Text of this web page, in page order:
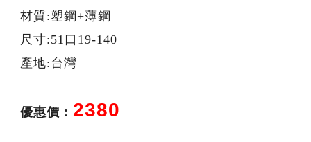
材質:塑鋼+薄鋼
尺寸:51口19-140
產地:台灣
優惠價： 2380